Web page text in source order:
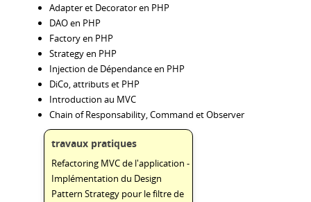
Adapter et Decorator en PHP
DAO en PHP
Factory en PHP
Strategy en PHP
Injection de Dépendance en PHP
DiCo, attributs et PHP
Introduction au MVC
Chain of Responsability, Command et Observer
travaux pratiques
Refactoring MVC de l'application -
Implémentation du Design
Pattern Strategy pour le filtre de